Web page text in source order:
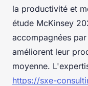
la productivité et
étude McKinsey
accompagnées
améliorent leur
moyenne.
https://sxe-